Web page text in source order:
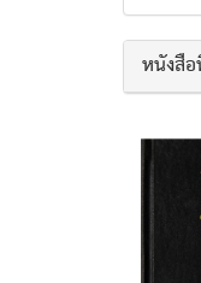
หนังสื